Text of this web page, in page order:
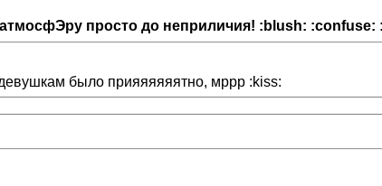
просто до неприличия! :blush: :confuse:
было прияяяяяятно, мррр :kiss: